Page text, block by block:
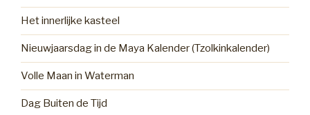
Het innerlijke kasteel
Nieuwjaarsdag in de Maya Kalender (Tzolkinkalender)
Volle Maan in Waterman
Dag Buiten de Tijd